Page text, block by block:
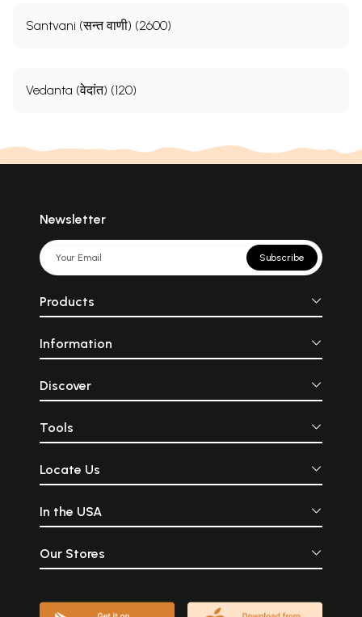
Santvani (सन्त वाणी) (2600)
Vedanta (वेदांत) (120)
Newsletter
Subscribe
Products
Information
Discover
Tools
Locate Us
In the USA
Our Stores